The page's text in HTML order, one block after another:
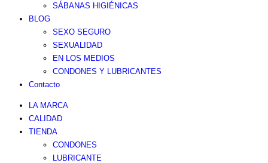
SÁBANAS HIGIÉNICAS
BLOG
SEXO SEGURO
SEXUALIDAD
EN LOS MEDIOS
CONDONES Y LUBRICANTES
Contacto
LA MARCA
CALIDAD
TIENDA
CONDONES
LUBRICANTE